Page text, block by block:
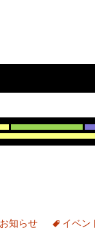
知らせ イベン